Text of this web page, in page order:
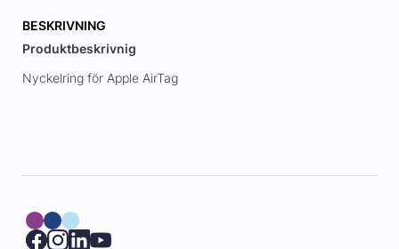
BESKRIVNING
Produktbeskrivnig
Nyckelring för Apple AirTag